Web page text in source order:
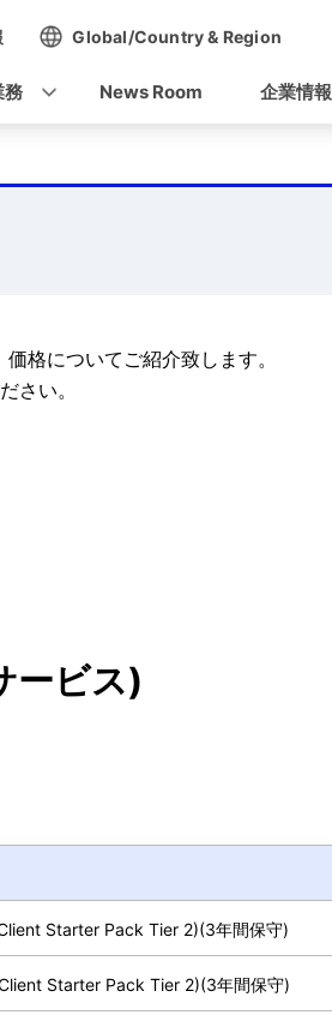
Global/Country & Region
務 News Room 企業情報
格についてご紹介致します。
さい。
ービス)
Starter Pack Tier 2)(3年間保守)
Starter Pack Tier 2)(3年間保守)